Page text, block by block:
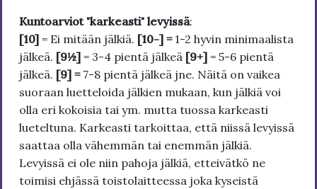
Kuntoarviot "karkeasti" levyissä:
[10] = Ei mitään jälkiä. [10-] = 1-2 hyvin minimaalista
jälkeä. [9½] = 3-4 pientä jälkeä [9+] = 5-6 pientä
jälkeä. [9] = 7-8 pientä jälkeä jne. Näitä on vaikea
suoraan luetteloida jälkien mukaan, kun jälkiä voi
olla eri kokoisia tai ym. mutta tuossa karkeasti
lueteltuna. Karkeasti tarkoittaa, että niissä levyissä
saattaa olla vähemmän tai enemmän jälkiä.
Levyissä ei ole niin pahoja jälkiä, etteivätkö ne
toimisi ehjässä toistolaitteessa joka kyseistä